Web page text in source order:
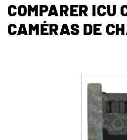
COMPARER ICU
CAMÉRAS DE